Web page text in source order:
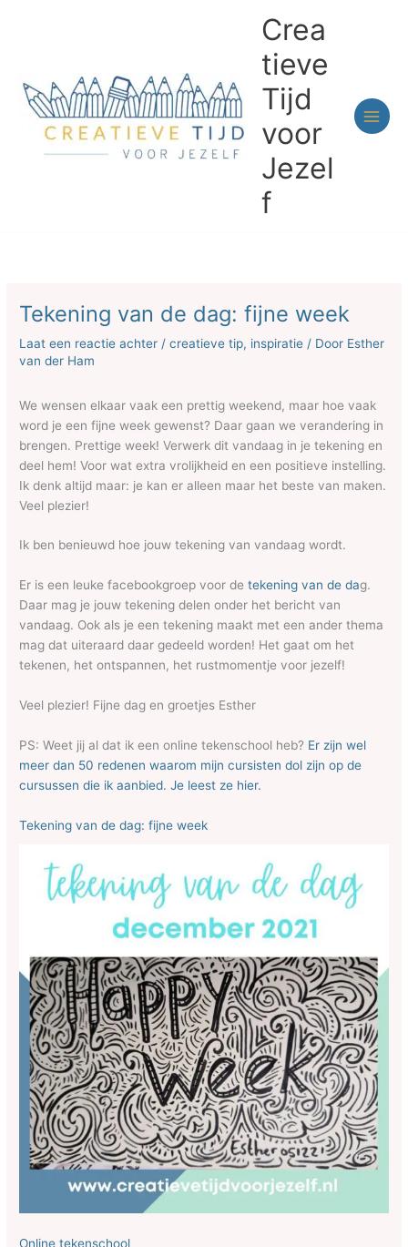
Crea
tieve
Tijd
voor
Jezel
f
Tekening van de dag: fijne week
Laat een reactie achter /creatieve tip, inspiratie / Door Esther
van der Ham
We wensen elkaar vaak een prettig weekend, maar hoe vaak
word je een fijne week gewenst? Daar gaan we verandering in
brengen. Prettige week! Verwerk dit vandaag in je tekening en
deel hem! Voor wat extra vrolijkheid en een positieve instelling.
Ik denk altijd maar: je kan er alleen maar het beste van maken.
Veel plezier!
Ik ben benieuwd hoe jouw tekening van vandaag wordt.
Er is een leuke facebookgroep voor detekening van de dag.
Daar mag je jouw tekening delen onder het bericht van
vandaag. Ook als je een tekening maakt met een ander thema
mag dat uiteraard daar gedeeld worden! Het gaat om het
tekenen, het ontspannen, het rustmomentje voor jezelf!
Veel plezier! Fijne dag en groetjes Esther
PS: Weet jij al dat ik een online tekenschool heb? Er zijn wel
meer dan 50 redenen waarom mijn cursisten dol zijn op de
cursussen die ik aanbied. Je leest ze hier.
Tekening van de dag: fijne week
Online tekenschool